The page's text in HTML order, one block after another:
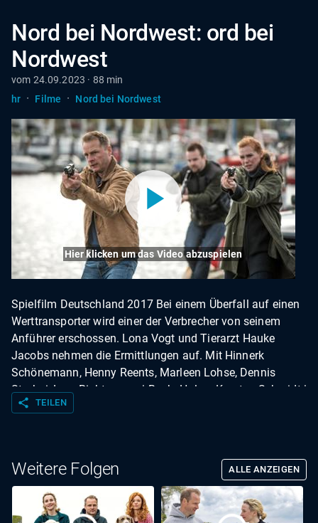
Nord bei Nordwest: ord bei
Nordwest
vom 24.09.2023 · 88 min
hr · Filme · Nord bei Nordwest
Hier klicken um das Video abzuspielen
Spielfilm Deutschland 2017 Bei einem Überfall auf einen
Werttransporter wird einer der Verbrecher von seinem
Anführer erschossen. Lona Vogt und Tierarzt Hauke
Jacobs nehmen die Ermittlungen auf. Mit Hinnerk
Schönemann, Henny Reents, Marleen Lohse, Dennis
Storhøi, Lore Richter u. a. | Buch: Holger Karsten Schmidt |
Regie: Till Franzen
share TEILEN
Weitere Folgen ALLE ANZEIGEN